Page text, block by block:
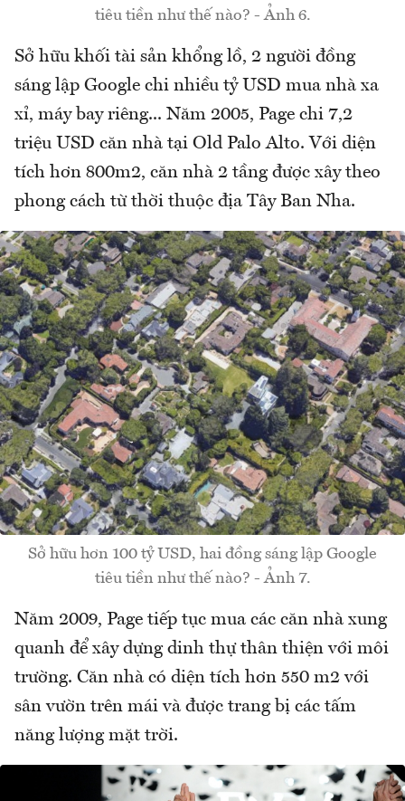
tiêu tiền như thế nào? - Ảnh 6.
Sở hữu khối tài sản khổng lồ, 2 người đồng
sáng lập Google chi nhiều tỷ USD mua nhà xa
xỉ, máy bay riêng... Năm 2005, Page chi 7,2
triệu USD căn nhà tại Old Palo Alto. Với diện
tích hơn 800m2, căn nhà 2 tầng được xây theo
phong cách từ thời thuộc địa Tây Ban Nha.
Sở hữu hơn 100 tỷ USD, hai đồng sáng lập Google
tiêu tiền như thế nào? - Ảnh 7.
Năm 2009, Page tiếp tục mua các căn nhà xung
quanh để xây dựng dinh thự thân thiện với môi
trường. Căn nhà có diện tích hơn 550 m2 với
sân vườn trên mái và được trang bị các tấm
năng lượng mặt trời.